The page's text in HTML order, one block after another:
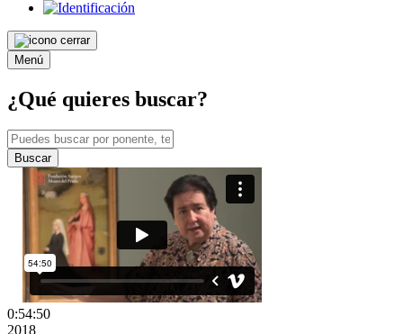
Menú
¿Qué quieres buscar?
Buscar
0:54:50
2018